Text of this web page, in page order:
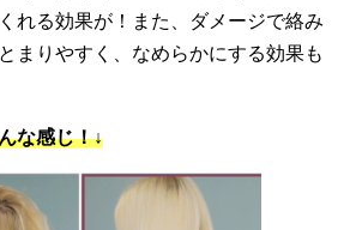
れる効果が！また、ダメージで絡み
まりやすく、なめらかにする効果も
な感じ！↓